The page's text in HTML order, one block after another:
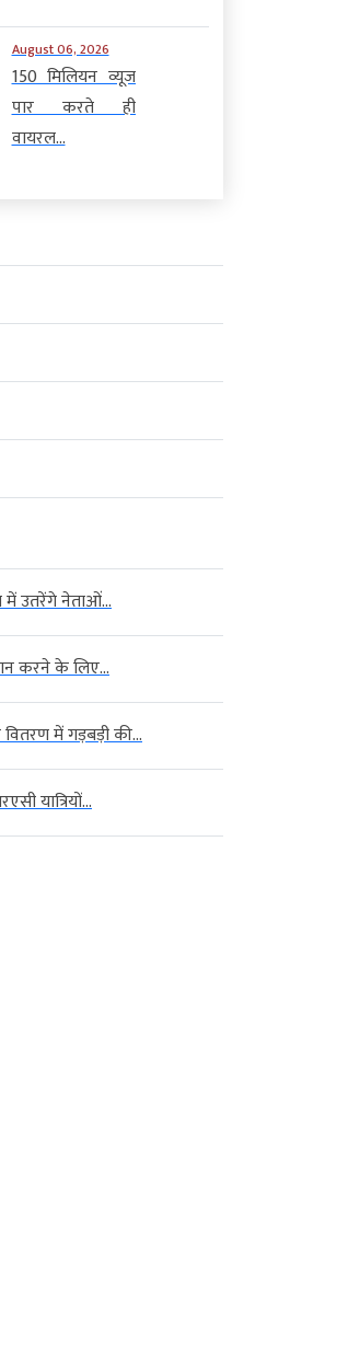
August 06, 2026
150 मिलियन व्यूज
पार करते ही
वायरल...
उतरेंगे नेताओं...
करने के लिए...
में गड़बड़ी की...
यात्रियों...